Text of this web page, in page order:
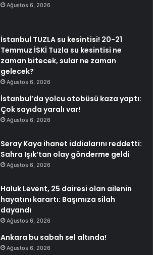
Ağustos 6, 2026
İstanbul TUZLA su kesintisi! 20-21
Temmuz İSKİ Tuzla su kesintisi ne
zaman bitecek, sular ne zaman
gelecek?
Ağustos 6, 2026
İstanbul’da yolcu otobüsü kaza yaptı:
Çok sayıda yaralı var!
Ağustos 6, 2026
Seray Kaya ihanet iddialarını reddetti:
Sahra Işık’tan olay gönderme geldi
Ağustos 6, 2026
Haluk Levent, 25 dairesi olan ailenin
hayatını karartı: Başımıza silah
dayandı
Ağustos 6, 2026
Ankara bu sabah sel altında!
Ağustos 6, 2026